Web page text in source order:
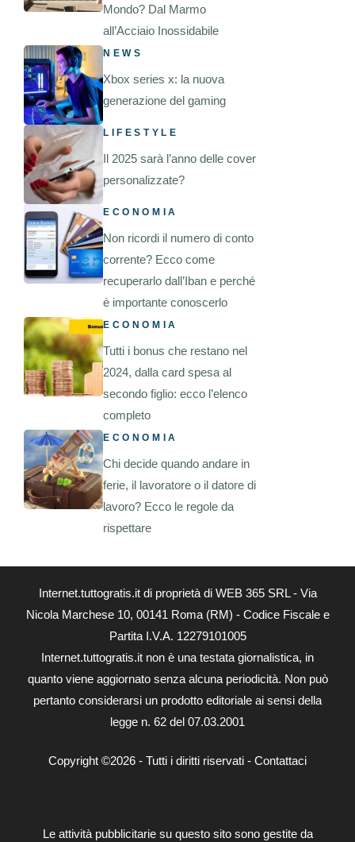
Mondo? Dal Marmo
all’Acciaio Inossidabile
NEWS
Xbox series x: la nuova
generazione del gaming
LIFESTYLE
Il 2025 sarà l’anno delle cover
personalizzate?
ECONOMIA
Non ricordi il numero di conto
corrente? Ecco come
recuperarlo dall’Iban e perché
è importante conoscerlo
ECONOMIA
Tutti i bonus che restano nel
2024, dalla card spesa al
secondo figlio: ecco l’elenco
completo
ECONOMIA
Chi decide quando andare in
ferie, il lavoratore o il datore di
lavoro? Ecco le regole da
rispettare
Internet.tuttogratis.it di proprietà di WEB 365 SRL - Via
Nicola Marchese 10, 00141 Roma (RM) - Codice Fiscale e
Partita I.V.A. 12279101005
Internet.tuttogratis.it non è una testata giornalistica, in
quanto viene aggiornato senza alcuna periodicità. Non può
pertanto considerarsi un prodotto editoriale ai sensi della
legge n. 62 del 07.03.2001
Copyright ©2026 - Tutti i diritti riservati - Contattaci
Le attività pubblicitarie su questo sito sono gestite da